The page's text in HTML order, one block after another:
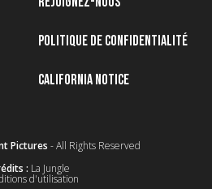
POLITIQUE DE CONFIDENTIALITÉ
CALIFORNIA NOTICE
Pictures - All Rights Reserved
: La Jungle
d'utilisation